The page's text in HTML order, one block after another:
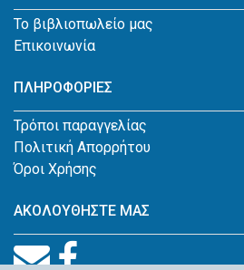
Το βιβλιοπωλείο μας
Επικοινωνία
ΠΛΗΡΟΦΟΡΙΕΣ
Τρόποι παραγγελίας
Πολιτική Απορρήτου
Όροι Χρήσης
ΑΚΟΛΟΥΘΗΣΤΕ ΜΑΣ